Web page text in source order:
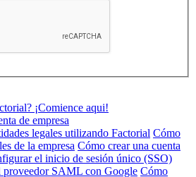
¡Comience aqui!
de empresa
legales utilizando Factorial Cómo
de la empresa Cómo crear una cuenta
el inicio de sesión único (SSO)
proveedor SAML con Google Cómo